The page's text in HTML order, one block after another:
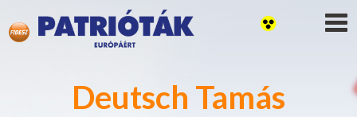
Deutsch Tamás